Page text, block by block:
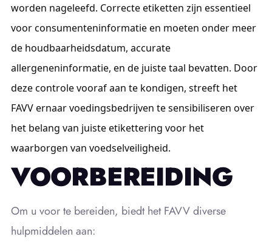
worden nageleefd. Correcte etiketten zijn essentieel
voor consumenteninformatie en moeten onder meer
de houdbaarheidsdatum, accurate
allergeneninformatie, en de juiste taal bevatten. Door
deze controle vooraf aan te kondigen, streeft het
FAVV ernaar voedingsbedrijven te sensibiliseren over
het belang van juiste etikettering voor het
waarborgen van voedselveiligheid.
VOORBEREIDING
Om u voor te bereiden, biedt het FAVV diverse
hulpmiddelen aan: